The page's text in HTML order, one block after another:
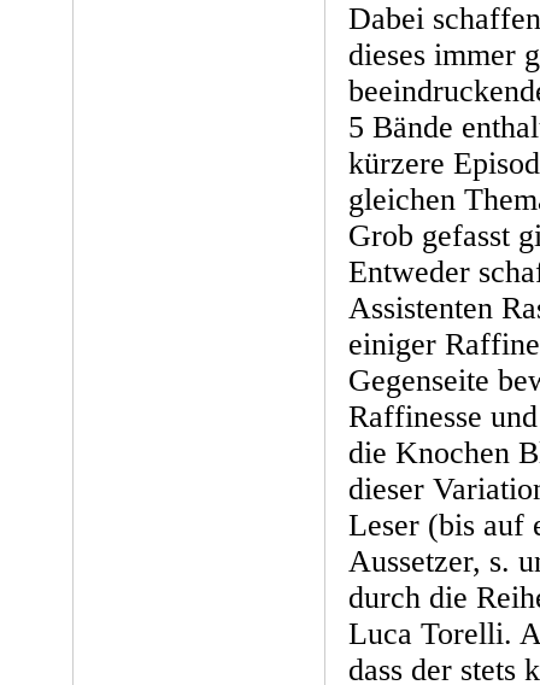
Dabei
dieses immer
5 Bände
kürzere
gleichen
Grob gefasst
Entweder
Assistenten
einiger
Gegenseite
Raffinesse
die Knochen
dieser
Leser (bis auf
Aussetzer, s.
durch die
Luca Torelli.
dass der stets